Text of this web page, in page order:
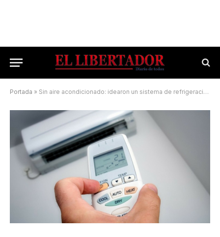
Portada » Sin aire acondicionado: idearon un sistema de refrigeración natural para casas en Corrientes